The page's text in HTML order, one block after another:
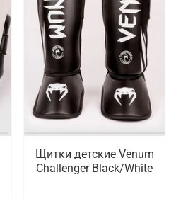
Щитки детские Venum
Challenger Black/White